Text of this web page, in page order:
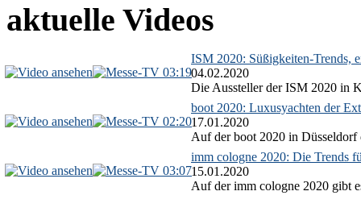
aktuelle Videos
03:19
ISM 2020: Süßigkeiten-Trends,
04.02.2020
Die Aussteller der ISM 2020 in
02:20
boot 2020: Luxusyachten der
17.01.2020
Auf der boot 2020 in Düsseldorf
03:07
imm cologne 2020: Die Trends
15.01.2020
Auf der imm cologne 2020 gibt